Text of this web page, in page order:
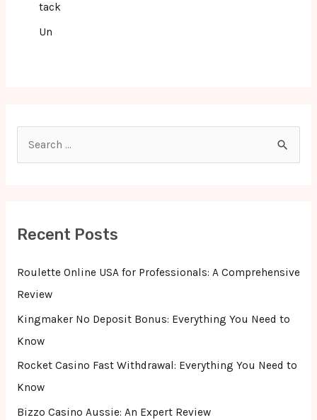
tack
Un
f
o
Recent Posts
Roulette Online USA for Professionals: A Comprehensive
Review
Kingmaker No Deposit Bonus: Everything You Need to
Know
Rocket Casino Fast Withdrawal: Everything You Need to
Know
Bizzo Casino Aussie: An Expert Review